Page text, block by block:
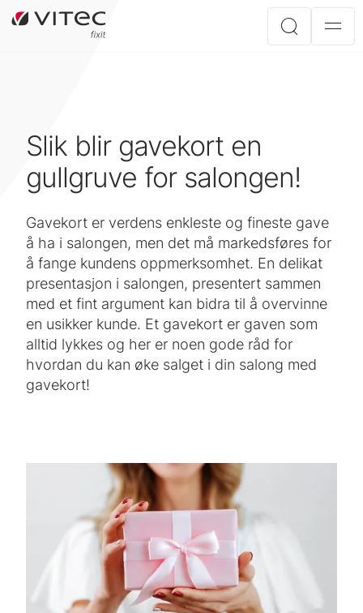
Slik blir gavekort en
gullgruve for salongen!
Gavekort er verdens enkleste og fineste gave
å ha i salongen, men det må markedsføres for
å fange kundens oppmerksomhet. En delikat
presentasjon i salongen, presentert sammen
med et fint argument kan bidra til å overvinne
en usikker kunde. Et gavekort er gaven som
alltid lykkes og her er noen gode råd for
hvordan du kan øke salget i din salong med
gavekort!